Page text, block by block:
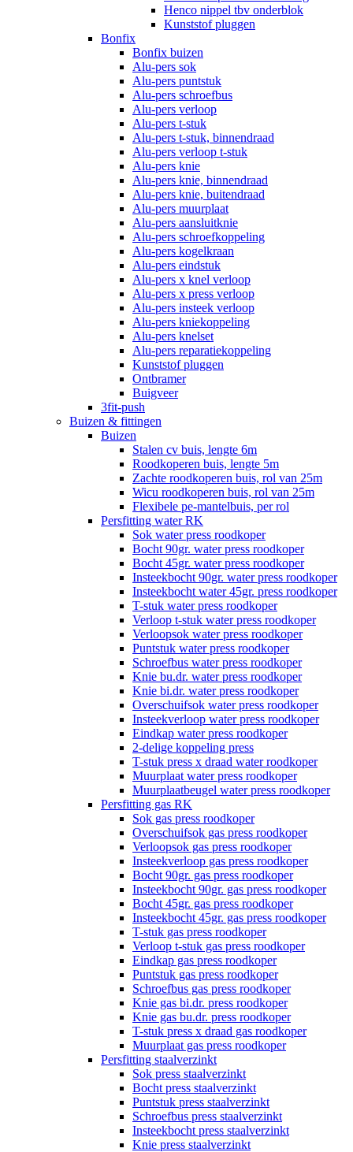
Henco nippel tbv onderblok
Kunststof pluggen
Bonfix
Bonfix buizen
Alu-pers sok
Alu-pers puntstuk
Alu-pers schroefbus
Alu-pers verloop
Alu-pers t-stuk
Alu-pers t-stuk, binnendraad
Alu-pers verloop t-stuk
Alu-pers knie
Alu-pers knie, binnendraad
Alu-pers knie, buitendraad
Alu-pers muurplaat
Alu-pers aansluitknie
Alu-pers schroefkoppeling
Alu-pers kogelkraan
Alu-pers eindstuk
Alu-pers x knel verloop
Alu-pers x press verloop
Alu-pers insteek verloop
Alu-pers kniekoppeling
Alu-pers knelset
Alu-pers reparatiekoppeling
Kunststof pluggen
Ontbramer
Buigveer
3fit-push
Buizen & fittingen
Buizen
Stalen cv buis, lengte 6m
Roodkoperen buis, lengte 5m
Zachte roodkoperen buis, rol van 25m
Wicu roodkoperen buis, rol van 25m
Flexibele pe-mantelbuis, per rol
Persfitting water RK
Sok water press roodkoper
Bocht 90gr. water press roodkoper
Bocht 45gr. water press roodkoper
Insteekbocht 90gr. water press roodkoper
Insteekbocht water 45gr. press roodkoper
T-stuk water press roodkoper
Verloop t-stuk water press roodkoper
Verloopsok water press roodkoper
Puntstuk water press roodkoper
Schroefbus water press roodkoper
Knie bu.dr. water press roodkoper
Knie bi.dr. water press roodkoper
Overschuifsok water press roodkoper
Insteekverloop water press roodkoper
Eindkap water press roodkoper
2-delige koppeling press
T-stuk press x draad water roodkoper
Muurplaat water press roodkoper
Muurplaatbeugel water press roodkoper
Persfitting gas RK
Sok gas press roodkoper
Overschuifsok gas press roodkoper
Verloopsok gas press roodkoper
Insteekverloop gas press roodkoper
Bocht 90gr. gas press roodkoper
Insteekbocht 90gr. gas press roodkoper
Bocht 45gr. gas press roodkoper
Insteekbocht 45gr. gas press roodkoper
T-stuk gas press roodkoper
Verloop t-stuk gas press roodkoper
Eindkap gas press roodkoper
Puntstuk gas press roodkoper
Schroefbus gas press roodkoper
Knie gas bi.dr. press roodkoper
Knie gas bu.dr. press roodkoper
T-stuk press x draad gas roodkoper
Muurplaat gas press roodkoper
Persfitting staalverzinkt
Sok press staalverzinkt
Bocht press staalverzinkt
Puntstuk press staalverzinkt
Schroefbus press staalverzinkt
Insteekbocht press staalverzinkt
Knie press staalverzinkt